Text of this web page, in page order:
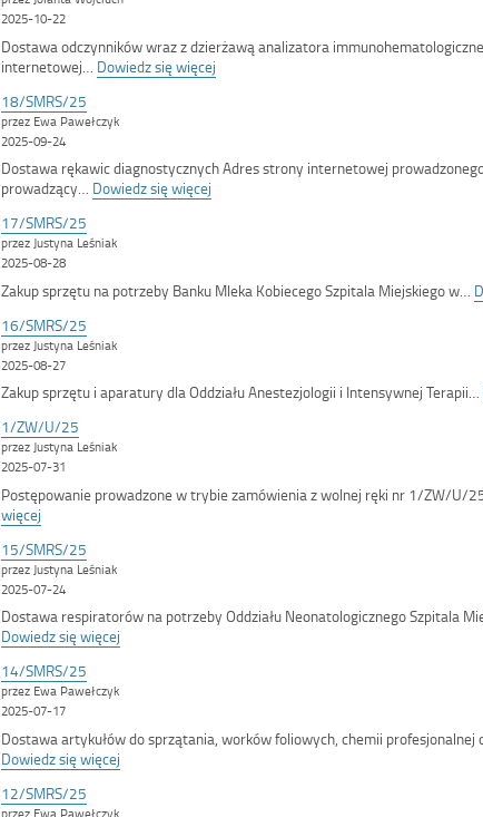
2025-10-22
Dostawa odczynników wraz z dzierżawą analizatora
internetowej… Dowiedz się więcej
<span
18/SMRS/25
przez Ewa Pawełczyk
2025-09-24
Dostawa rękawic diagnostycznych Adres strony internetowej
prowadzący… Dowiedz się więcej
<span
17/SMRS/25
przez Justyna Leśniak
2025-08-28
Zakup sprzętu na potrzeby Banku Mleka Kobiecego Szpitala Miejskiego w…
16/SMRS/25
przez Justyna Leśniak
2025-08-27
Zakup sprzętu i aparatury dla Oddziału Anestezjologii i Intensywnej Terapii…
1/ZW/U/25
przez Justyna Leśniak
2025-07-31
Postępowanie prowadzone w trybie zamówienia z wolnej ręki nr 1/ZW/U/
więcej
<span
class='bip-
title-
container'>1/ZW/U/25</span>
15/SMRS/25
przez Justyna Leśniak
2025-07-24
Dostawa respiratorów na potrzeby Oddziału Neonatologicznego Szpitala
Dowiedz się więcej
<span
14/SMRS/25
przez Ewa Pawełczyk
2025-07-17
Dostawa artykułów do sprzątania, worków foliowych, chemii profesjonalnej
Dowiedz się więcej
<span
12/SMRS/25
przez Ewa Pawełczyk